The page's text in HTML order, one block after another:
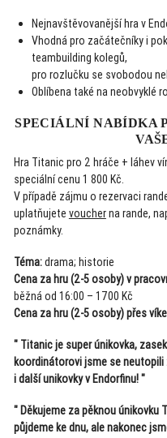
Nejnavštěvovanější hra v
Vhodná pro začátečníky i
teambuilding kolegů,
pro rozlučku se svobodou
Oblíbena také na neobvyklé
SPECIÁLNÍ NABÍDKA
Hra Titanic pro 2 hráče + láhev
speciální cenu 1 800 Kč.
V případě zájmu o rezervaci
uplatňujete voucherna rande,
poznámky.
Téma:drama; historie
Cena za hru (2-5 osoby) v
běžná od 16:00 – 1700 Kč
Cena za hru (2-5 osoby) přes
" Titanic je super únikovka,
koordinátorovi jsme se neutopili
i další unikovky v Endorfinu! "
" Děkujeme za pěknou únikovku
půjdeme ke dnu, ale nakonec